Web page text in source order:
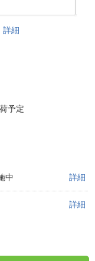
詳細
予定
中 詳細
詳細